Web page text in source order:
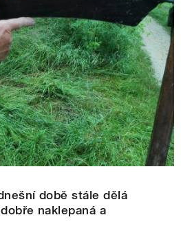
době stále dělá
naklepaná a